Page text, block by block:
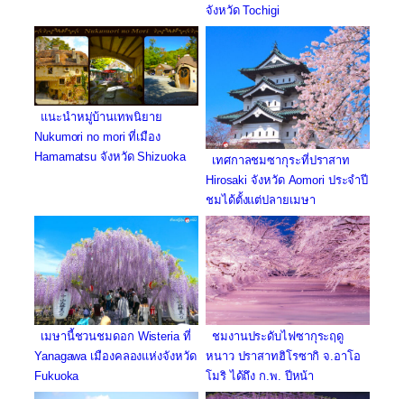
จังหวัด Tochigi
แนะนำหมู่บ้านเทพนิยาย
Nukumori no mori ที่เมือง
Hamamatsu จังหวัด Shizuoka
เทศกาลชมซากุระที่ปราสาท
Hirosaki จังหวัด Aomori ประจำปี
ชมได้ตั้งแต่ปลายเมษา
เมษานี้ชวนชมดอก Wisteria ที่
Yanagawa เมืองคลองแห่งจังหวัด
Fukuoka
ชมงานประดับไฟซากุระฤดู
หนาว ปราสาทฮิโรซากิ จ.อาโอ
โมริ ได้ถึง ก.พ. ปีหน้า